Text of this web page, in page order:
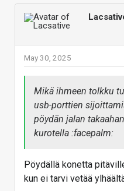
May 30, 2025
Mikä ihmeen tolkku
usb-porttien
pöydän jalan
kurotella :facepalm:
Pöydällä konetta
kun ei tarvi vetää